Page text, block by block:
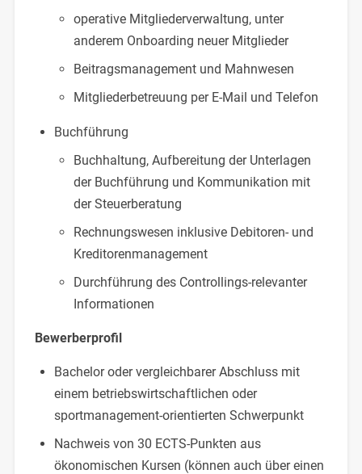
operative Mitgliederverwaltung, unter
anderem Onboarding neuer Mitglieder
Beitragsmanagement und Mahnwesen
Mitgliederbetreuung per E-Mail und Telefon
Buchführung
Buchhaltung, Aufbereitung der Unterlagen
der Buchführung und Kommunikation mit
der Steuerberatung
Rechnungswesen inklusive Debitoren- und
Kreditorenmanagement
Durchführung des Controllings-relevanter
Informationen
Bewerberprofil
Bachelor oder vergleichbarer Abschluss mit
einem betriebswirtschaftlichen oder
sportmanagement-orientierten Schwerpunkt
Nachweis von 30 ECTS-Punkten aus
ökonomischen Kursen (können auch über einen